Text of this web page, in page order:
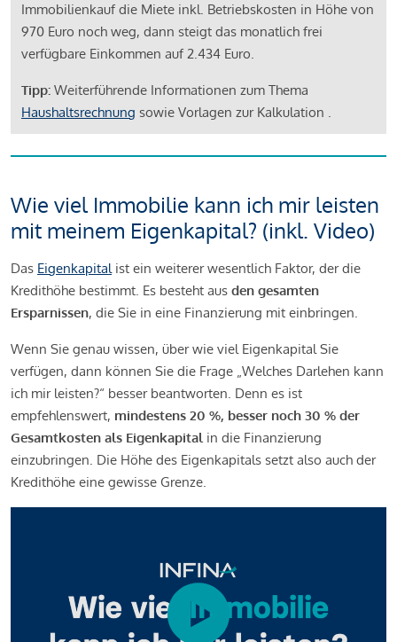
Immobilienkauf die Miete inkl. Betriebskosten in Höhe von
970 Euro noch weg, dann steigt das monatlich frei
verfügbare Einkommen auf 2.434 Euro.
Tipp: Weiterführende Informationen zum Thema
Haushaltsrechnung sowie Vorlagen zur Kalkulation .
Wie viel Immobilie kann ich mir leisten
mit meinem Eigenkapital? (inkl. Video)
Das Eigenkapitalist ein weiterer wesentlich Faktor, der die
Kredithöhe bestimmt. Es besteht aus den gesamten
Ersparnissen, die Sie in eine Finanzierung mit einbringen.
Wenn Sie genau wissen, über wie viel Eigenkapital Sie
verfügen, dann können Sie die Frage „Welches Darlehen kann
ich mir leisten?“ besser beantworten. Denn es ist
empfehlenswert, mindestens 20 %, besser noch 30 % der
Gesamtkosten als Eigenkapital in die Finanzierung
einzubringen. Die Höhe des Eigenkapitals setzt also auch der
Kredithöhe eine gewisse Grenze.